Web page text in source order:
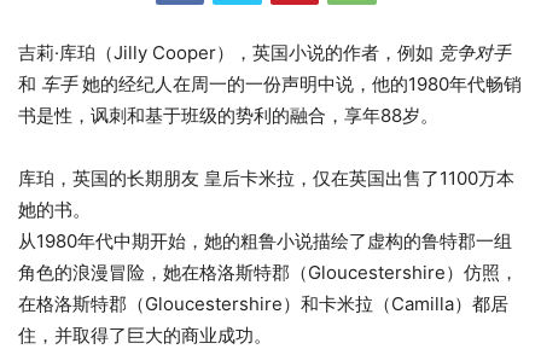
吉莉·库珀（Jilly Cooper），英国小说的作者，例如 竞争对手
和 车手她的经纪人在周一的一份声明中说，他的1980年代畅销
书是性，讽刺和基于班级的势利的融合，享年88岁。
库珀，英国的长期朋友 皇后卡米拉 ，仅在英国出售了1100万本
她的书。
从1980年代中期开始，她的粗鲁小说描绘了虚构的鲁特郡一组
角色的浪漫冒险，她在格洛斯特郡（Gloucestershire）仿照，
在格洛斯特郡（Gloucestershire）和卡米拉（Camilla）都居
住，并取得了巨大的商业成功。